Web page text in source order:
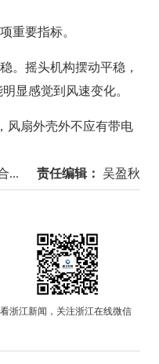
重要指标。
摇头机构摆动平稳，
显感觉到风速变化。
扇外壳外不应有带电
... 责任编辑： 吴盈秋
看浙江新闻，关注浙江在线微信